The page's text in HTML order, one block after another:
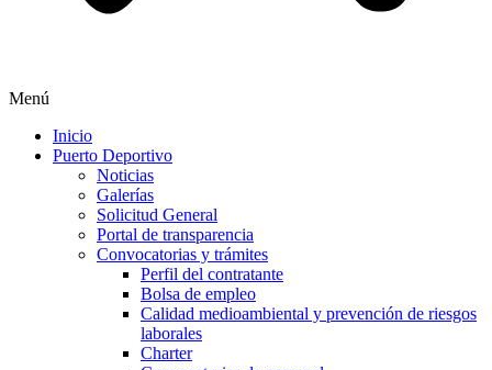
Menú
Inicio
Puerto Deportivo
Noticias
Galerías
Solicitud General
Portal de transparencia
Convocatorias y trámites
Perfil del contratante
Bolsa de empleo
Calidad medioambiental y prevención de riesgos
laborales
Charter